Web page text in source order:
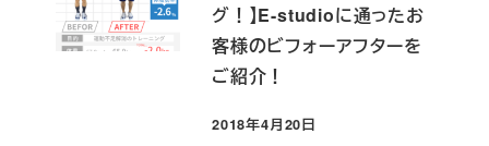
グ！】E-studioに通ったお
客様のビフォーアフターを
ご紹介！
投稿日
2018年4月20日